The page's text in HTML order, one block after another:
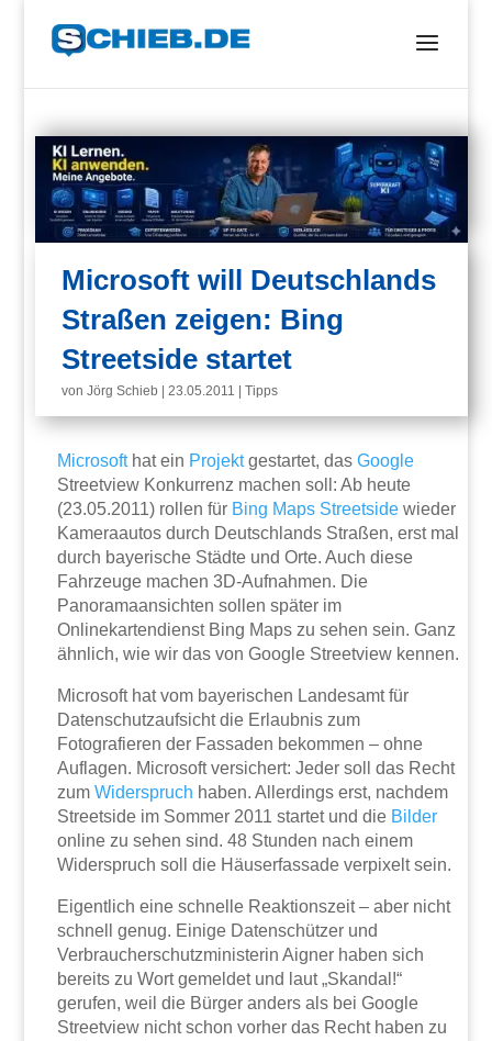
Microsoft will Deutschlands
Straßen zeigen: Bing
Streetside startet
vonJörg Schieb |23.05.2011 |Tipps
Microsofthat ein Projektgestartet, dasGoogle
Streetview Konkurrenz machen soll: Ab heute
(23.05.2011) rollen für Bing Maps Streetside wieder
Kameraautos durch Deutschlands Straßen, erst mal
durch bayerische Städte und Orte. Auch diese
Fahrzeuge machen 3D-Aufnahmen. Die
Panoramaansichten sollen später im
Onlinekartendienst Bing Maps zu sehen sein. Ganz
ähnlich, wie wir das von Google Streetview kennen.
Microsoft hat vom bayerischen Landesamt für
Datenschutzaufsicht die Erlaubnis zum
Fotografieren der Fassaden bekommen – ohne
Auflagen. Microsoft versichert: Jeder soll das Recht
zumWiderspruch haben. Allerdings erst, nachdem
Streetside im Sommer 2011 startet und die Bilder
online zu sehen sind. 48 Stunden nach einem
Widerspruch soll die Häuserfassade verpixelt sein.
Eigentlich eine schnelle Reaktionszeit – aber nicht
schnell genug. Einige Datenschützer und
Verbraucherschutzministerin Aigner haben sich
bereits zu Wort gemeldet und laut „Skandal!“
gerufen, weil die Bürger anders als bei Google
Streetview nicht schon vorher das Recht haben zu